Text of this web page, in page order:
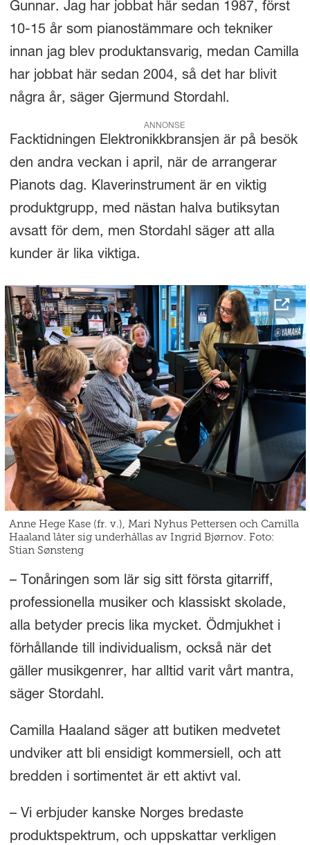
Gunnar. Jag har jobbat här sedan 1987, först
10-15 år som pianostämmare och tekniker
innan jag blev produktansvarig, medan Camilla
har jobbat här sedan 2004, så det har blivit
några år, säger Gjermund Stordahl.
ANNONSE
Facktidningen Elektronikkbransjen är på besök
den andra veckan i april, när de arrangerar
Pianots dag. Klaverinstrument är en viktig
produktgrupp, med nästan halva butiksytan
avsatt för dem, men Stordahl säger att alla
kunder är lika viktiga.
Anne Hege Kase (fr. v.), Mari Nyhus Pettersen och Camilla
Haaland låter sig underhållas av Ingrid Bjørnov. Foto:
Stian Sønsteng
– Tonåringen som lär sig sitt första gitarriff,
professionella musiker och klassiskt skolade,
alla betyder precis lika mycket. Ödmjukhet i
förhållande till individualism, också när det
gäller musikgenrer, har alltid varit vårt mantra,
säger Stordahl.
Camilla Haaland säger att butiken medvetet
undviker att bli ensidigt kommersiell, och att
bredden i sortimentet är ett aktivt val.
– Vi erbjuder kanske Norges bredaste
produktspektrum, och uppskattar verkligen